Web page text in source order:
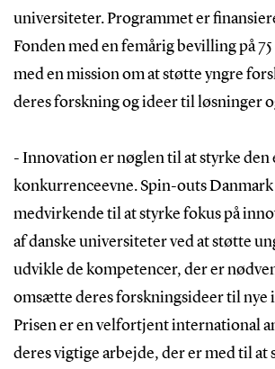
universiteter. Programmet er
Fonden med en femårig bevilling på
med en mission om at støtte yngre
deres forskning og ideer til løsninger
- Innovation er nøglen til at styrke
konkurrenceevne. Spin-outs
medvirkende til at styrke fokus på
af danske universiteter ved at støtte
udvikle de kompetencer, der er
omsætte deres forskningsideer til nye
Prisen er en velfortjent international
deres vigtige arbejde, der er med til at